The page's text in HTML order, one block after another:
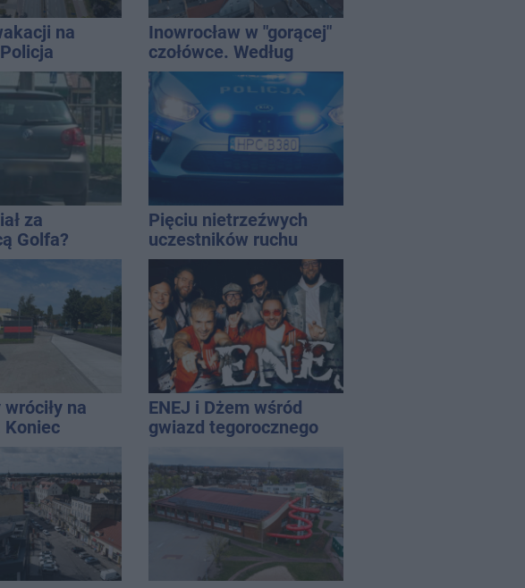
na
lipiec
Inowrocław w "gorącej"
czołówce. Według
analizy Onetu nasze
miasto jest jednym z
najbardziej narażonych
na upały
za
Golfa?
po
Pięciu nietrzeźwych
uczestników ruchu
wpadło w ręce policji.
Rekordzista miał 2,6
promila
na
Koniec
ENEJ i Dżem wśród
gwiazd tegorocznego